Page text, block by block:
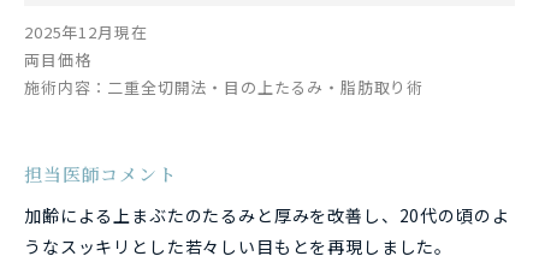
2025年12月現在
両目価格
施術内容：二重全切開法・目の上たるみ・脂肪取り術
担当医師コメント
加齢による上まぶたのたるみと厚みを改善し、20代の頃のよ
うなスッキリとした若々しい目もとを再現しました。